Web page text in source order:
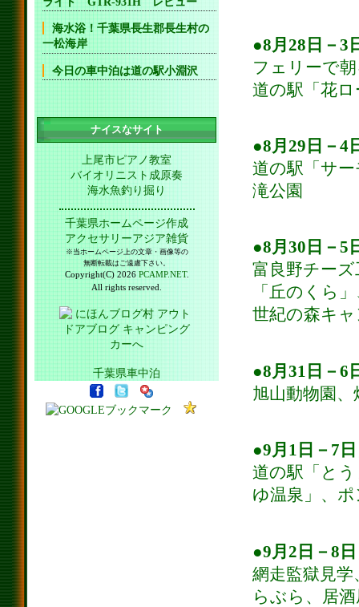
●8月28日－3
フェリーで
道の駅「花
●8月29日－4
道の駅「サ
滝公園
●8月30日－5
富良野チー
「丘のくら
世紀の森キ
●8月31日－6
旭山動物園
●9月1日－7
道の駅「と
ゆ温泉」、
●9月2日－8
網走監獄見
らぶら、居
海水浴！千葉県長生郡長生村の
一松海岸
今日の車中泊は道の駅小淵沢
ナイスなサイト
上尾市ピアノ教室
バイオリニスト成原奏
海水魚釣り掘り
千葉県ホームページ作成
アクセサリーアジア雑貨
※当ホームページ上の文章・画像等の
無断転載はご遠慮下さい。
Copyright(C) 2026 PCAMP.NET.
All rights reserved.
千葉県車中泊